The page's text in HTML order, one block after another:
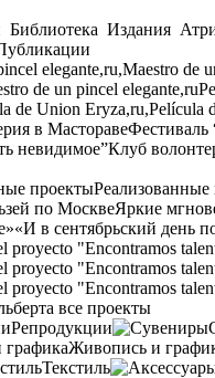
Библиотека Издания
elegante,ru,Maestro de
de un pincel elegante,ru
de Union Eryza,ru,Película
в Мастораве
невидимое”Клуб
Реализованные
по МосквеЯркие
«И в сентябрьский день
proyecto "Encontramos
proyecto "Encontramos
proyecto "Encontramos
все проекты
Репродукции
Живопись и
Текстиль